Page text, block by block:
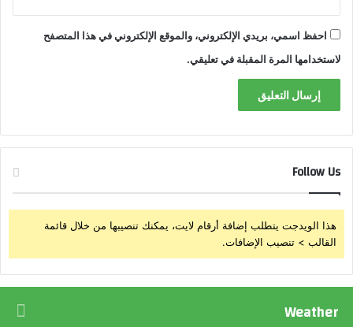
ا
احفظ اسمي، بريدي الإلكتروني، والموقع الإلكتروني في هذا المتصفح
لاستخدامها المرة المقبلة في تعليقي.
Follow Us
هذا الويدجت يتطلب إضافة أرقام لايت، يمكنك تنصيبها من خلال قائمة
القالب > تنصيب الإضافات.
Weather